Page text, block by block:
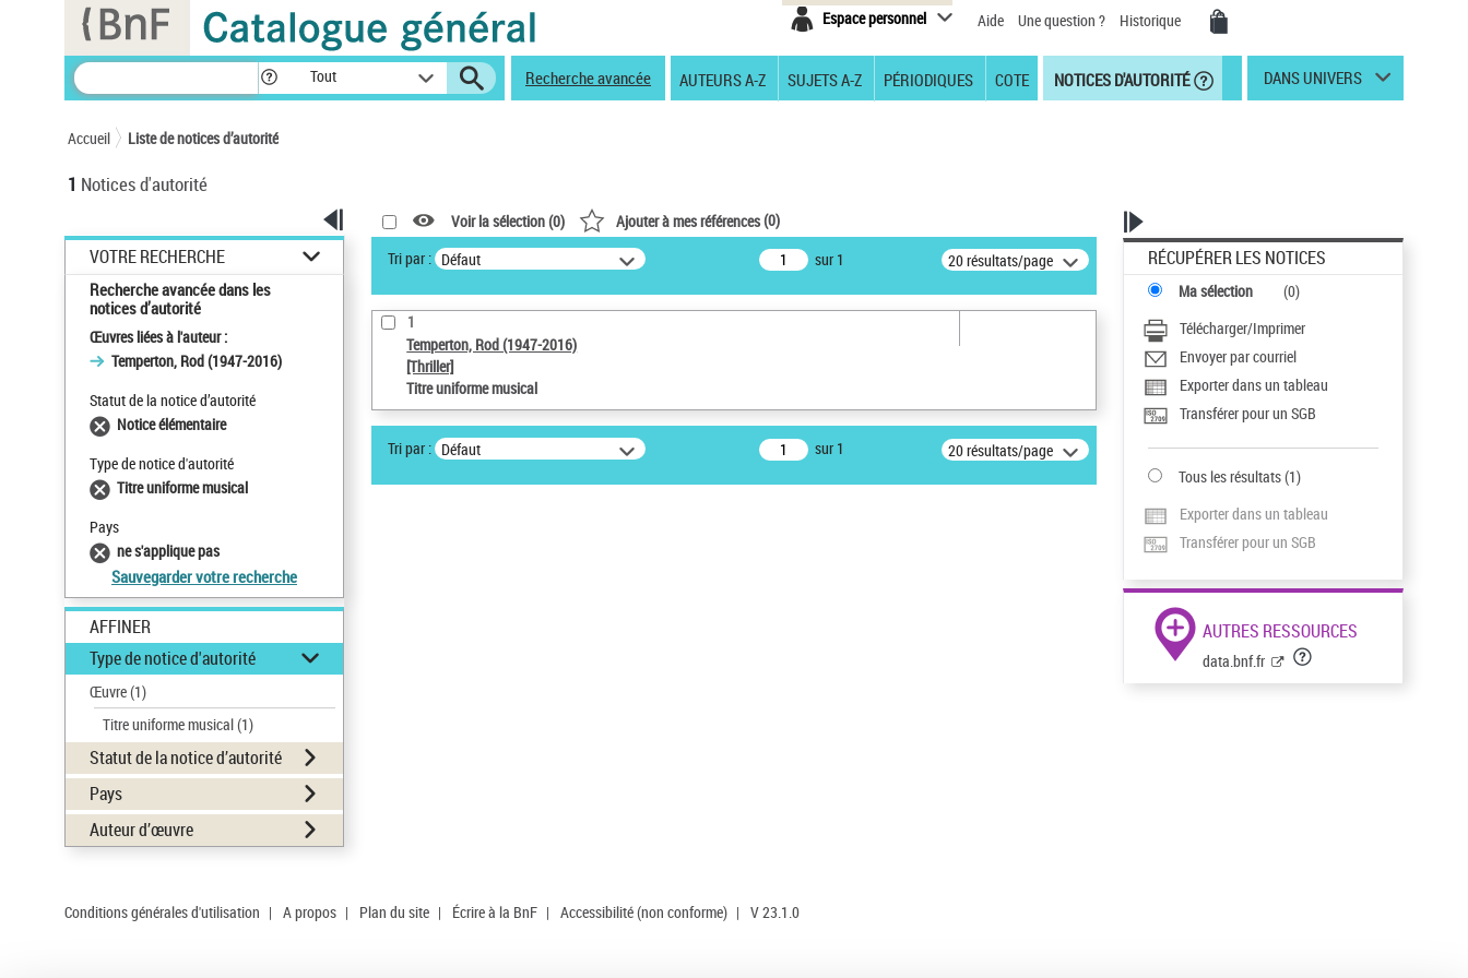
Espace personnel Aide Une question ? Historique
Tout Recherche avancée AUTEURS A-Z SUJETS A-Z PÉRIODIQUES COTE NOTICES D'AUTORITÉ DANS UNIVERS
Accueil Liste de notices d’autorité
1 Notices d'autorité
VOTRE RECHERCHE
Recherche avancée dans les
notices d’autorité
Œuvres liées à l'auteur :
Temperton, Rod (1947-2016)
Statut de la notice d’autorité
Notice élémentaire
Type de notice d'autorité
Titre uniforme musical
Pays
ne s'applique pas
Sauvegarder votre recherche
AFFINER
Type de notice d'autorité
Œuvre(1)
Titre uniforme musical(1)
Statut de la notice d’autorité
Pays
Auteur d’œuvre
Voir la sélection (0) Ajouter à mes références(0)
Tri par : Défaut sur 1 20 résultats/page
1
Temperton, Rod (1947-2016)
[Thriller]
Titre uniforme musical
Tri par : Défaut sur 1 20 résultats/page
RÉCUPÉRER LES NOTICES
Ma sélection (0)
Télécharger/Imprimer
Envoyer par courriel
Exporter dans un tableau
Transférer pour un SGB
Tous les résultats(1)
Exporter dans un tableau
Transférer pour un SGB
AUTRES RESSOURCES
data.bnf.fr
Conditions générales d'utilisation | A propos | Plan du site | Écrire à la BnF | Accessibilité (non conforme) | V 23.1.0
Panneau de gestion des cookies